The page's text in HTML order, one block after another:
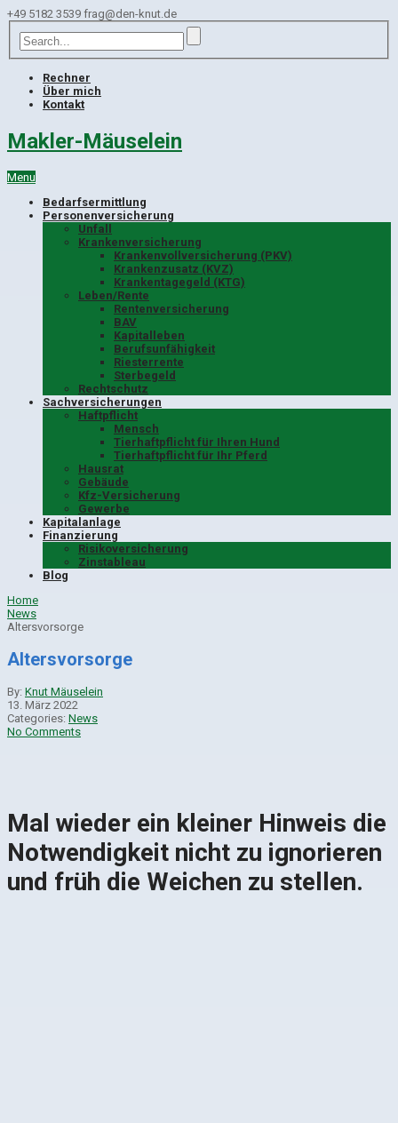
+49 5182 3539 frag@den-knut.de
Rechner
Über mich
Kontakt
Makler-Mäuselein
Menu
Bedarfsermittlung
Personenversicherung
Unfall
Krankenversicherung
Krankenvollversicherung (PKV)
Krankenzusatz (KVZ)
Krankentagegeld (KTG)
Leben/Rente
Rentenversicherung
BAV
Kapitalleben
Berufsunfähigkeit
Riesterrente
Sterbegeld
Rechtschutz
Sachversicherungen
Haftpflicht
Mensch
Tierhaftpflicht für Ihren Hund
Tierhaftpflicht für Ihr Pferd
Hausrat
Gebäude
Kfz-Versicherung
Gewerbe
Kapitalanlage
Finanzierung
Risikoversicherung
Zinstableau
Blog
Home
News
Altersvorsorge
Altersvorsorge
By: Knut Mäuselein
13. März 2022
Categories: News
No Comments
Mal wieder ein kleiner Hinweis die
Notwendigkeit nicht zu ignorieren
und früh die Weichen zu stellen.